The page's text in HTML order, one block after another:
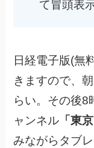
て冒頭表
日経電子版(無
きますので、
らい。その後8
ャンネル 「東
みながらタブ